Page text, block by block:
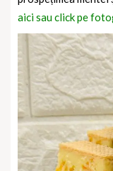
aici sau click pe